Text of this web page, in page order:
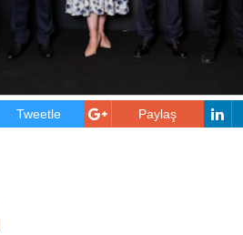
Tweetle Paylaş